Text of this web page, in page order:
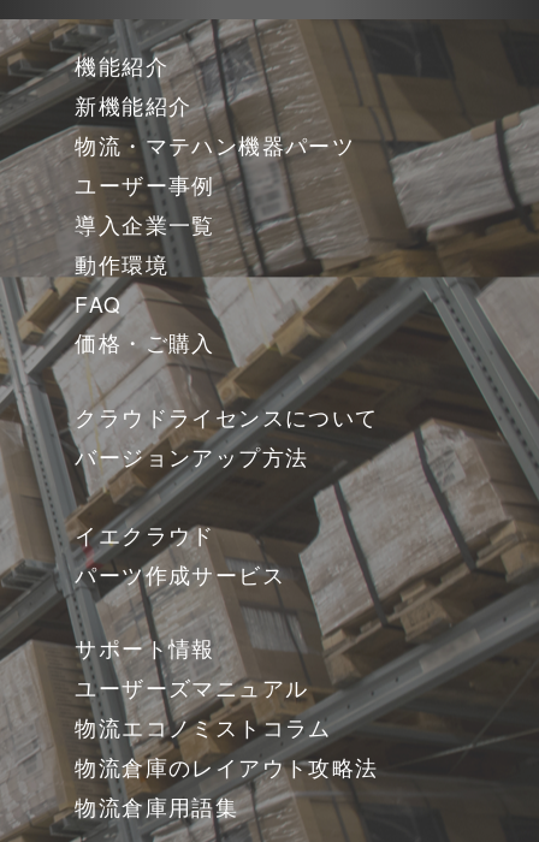
機能紹介
新機能紹介
物流・マテハン機器パーツ
ユーザー事例
導入企業一覧
動作環境
FAQ
価格・ご購入
クラウドライセンスについて
バージョンアップ方法
イエクラウド
パーツ作成サービス
サポート情報
ユーザーズマニュアル
物流エコノミストコラム
物流倉庫のレイアウト攻略法
物流倉庫用語集